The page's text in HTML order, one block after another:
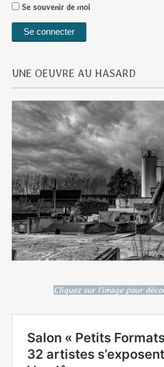
Se souvenir de moi
UNE OEUVRE AU HASARD
Cliquez sur l'image pour